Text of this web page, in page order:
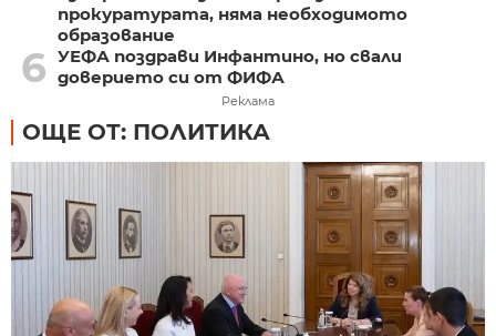
прокуратурата, няма необходимото
образование
6 УЕФА поздрави Инфантино, но свали
доверието си от ФИФА
Реклама
ОЩЕ ОТ: ПОЛИТИКА